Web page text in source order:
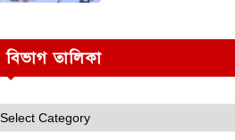
বিভাগ তালিকা